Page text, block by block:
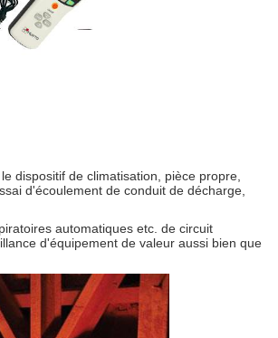
dispositif de climatisation, pièce propre,
d'écoulement de conduit de décharge,
automatiques etc. de circuit
d'équipement de valeur aussi bien que